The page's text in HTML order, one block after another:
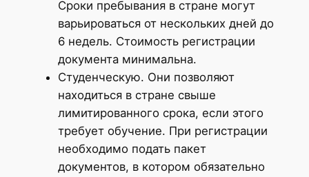
Сроки пребывания в стране могут
варьироваться от нескольких дней до
6 недель. Стоимость регистрации
документа минимальна.
Студенческую. Они позволяют
находиться в стране свыше
лимитированного срока, если этого
требует обучение. При регистрации
необходимо подать пакет
документов, в котором обязательно